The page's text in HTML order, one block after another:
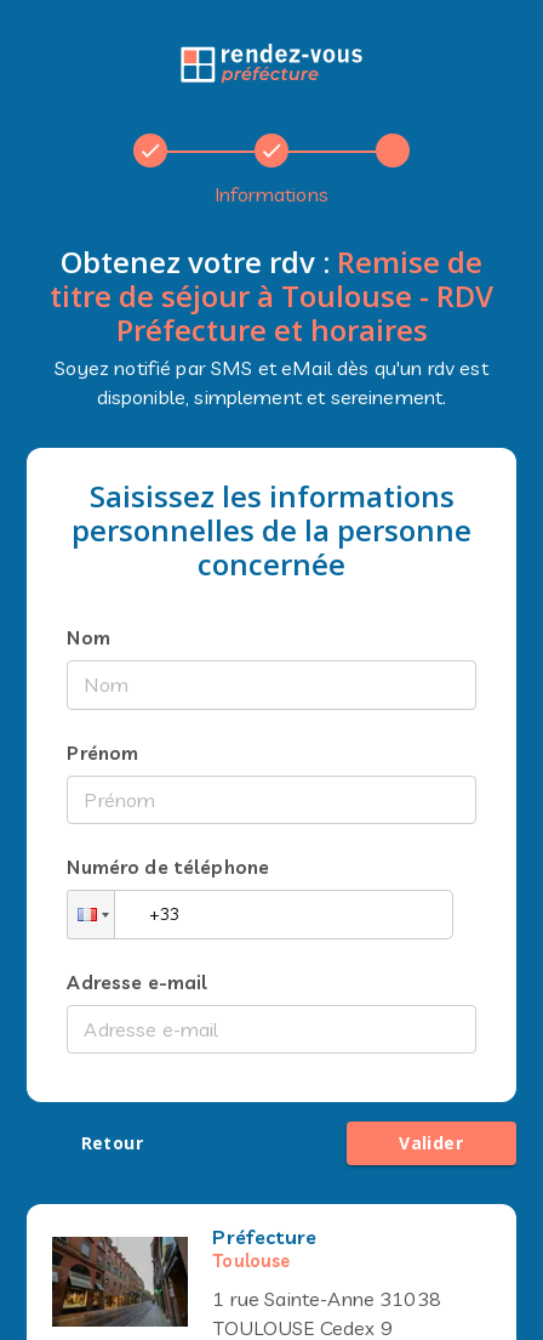
Obtenez votre rdv : Remise de
titre de séjour à Toulouse - RDV
Préfecture et horaires
Soyez notifié par SMS et eMail dès qu'un rdv est
disponible, simplement et sereinement.
Saisissez les informations
personnelles de la personne
concernée
Nom
Prénom
Numéro de téléphone
Adresse e-mail
Retour Valider
Préfecture
Toulouse
1 rue Sainte-Anne 31038
TOULOUSE Cedex 9
Informations